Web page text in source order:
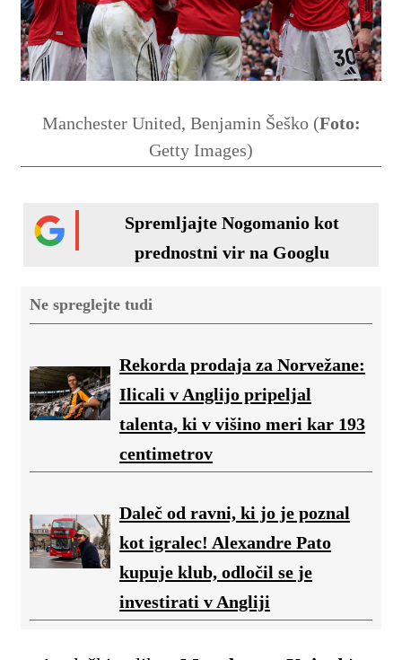
Manchester United, Benjamin Šeško (Foto:
Getty Images)
Spremljajte Nogomanio kot
prednostni vir na Googlu
Ne spreglejte tudi
Rekorda prodaja za Norvežane:
Ilicali v Anglijo pripeljal
talenta, ki v višino meri kar 193
centimetrov
Daleč od ravni, ki jo je poznal
kot igralec! Alexandre Pato
kupuje klub, odločil se je
investirati v Angliji